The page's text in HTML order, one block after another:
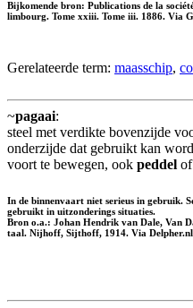
Bijkomende bron: Publications de la
limbourg. Tome xxiii. Tome iii. 1886. Via
Gerelateerde term: maasschip,
~pagaai:
steel met verdikte bovenzijde
onderzijde dat gebruikt kan
voort te bewegen, ook peddel of
In de binnenvaart niet serieus in gebruik.
gebruikt in uitzonderings situaties.
Bron o.a.: Johan Hendrik van Dale, Van
taal. Nijhoff, Sijthoff, 1914. Via Delpher.nl